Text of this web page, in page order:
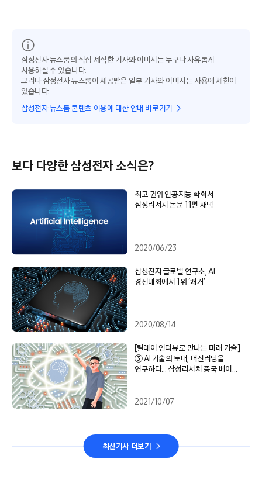
삼성전자 뉴스룸의 직접 제작한 기사와 이미지는 누구나 자유롭게
사용하실 수 있습니다.
그러나 삼성전자 뉴스룸이 제공받은 일부 기사와 이미지는 사용에 제한이
있습니다.
삼성전자 뉴스룸 콘텐츠 이용에 대한 안내 바로가기
보다 다양한 삼성전자 소식은?
최고 권위 인공지능 학회서
삼성리서치 논문 11편 채택
2020/06/23
삼성전자 글로벌 연구소, AI
경진대회에서 1위 ‘쾌거’
2020/08/14
[릴레이 인터뷰로 만나는 미래 기술]
③ AI 기술의 토대, 머신러닝을
연구하다… 삼성리서치 중국 베이징
2021/10/07
최신기사 더보기